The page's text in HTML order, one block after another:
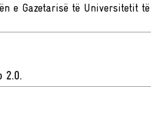
e Gazetarisë të Universitetit të
2.0.